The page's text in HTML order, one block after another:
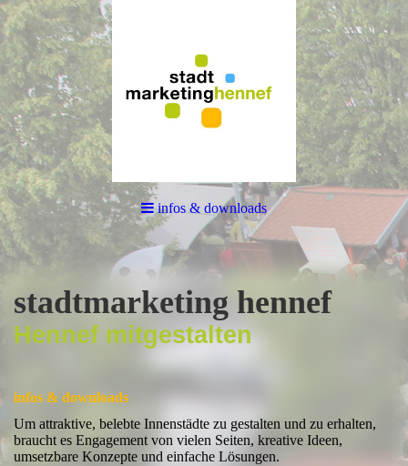
infos & downloads
stadtmarketing hennef
Hennef mitgestalten
infos & downloads
Um attraktive, belebte Innenstädte zu gestalten und zu erhalten,
braucht es Engagement von vielen Seiten, kreative Ideen,
umsetzbare Konzepte und einfache Lösungen.